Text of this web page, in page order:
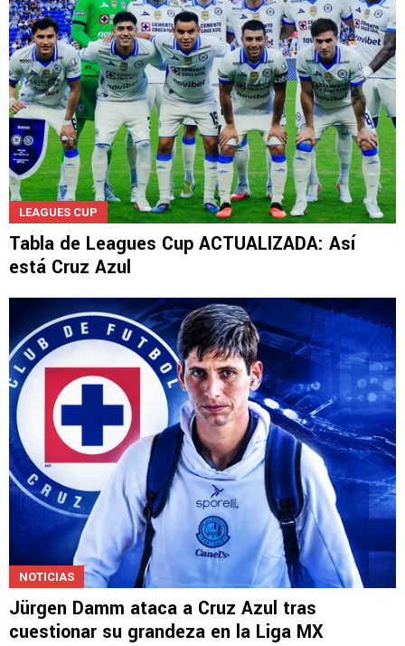
LEAGUES CUP
Tabla de Leagues Cup ACTUALIZADA: Así
está Cruz Azul
NOTICIAS
Jürgen Damm ataca a Cruz Azul tras
cuestionar su grandeza en la Liga MX